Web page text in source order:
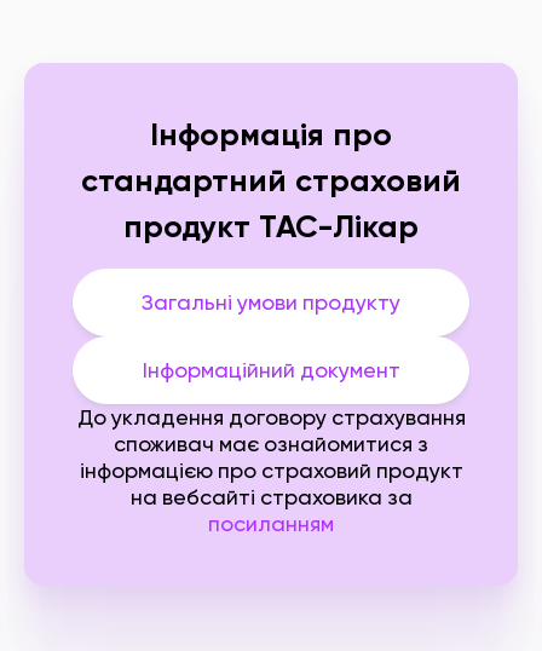
Інформація про
стандартний страховий
продукт ТАС-Лікар
Загальні умови продукту
Інформаційний документ
До укладення договору страхування
споживач має ознайомитися з
інформацією про страховий продукт
на вебсайті страховика за
посиланням